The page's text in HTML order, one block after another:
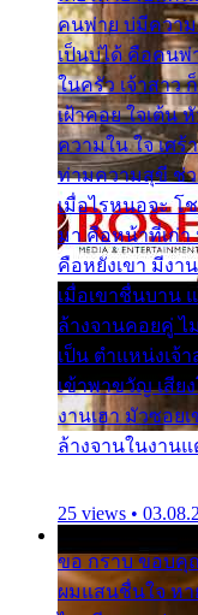
คนพ่าย บ่มีความ
เป็นบ่ได้ คือคนพ่
ในครัว เจ้าสาว
เฝ้าคอย ใจเต้น
ความใน ใจ เศ
ท่ามความสุขี ช่ว
เมื่อไรหนอจะ โ
มา คือหน้าที่เก่า
คือหยังเขา มีงา
เมื่อเขาชื่นบาน
ล้างจานคอยคู่ ไ
เป็น ตำแหน่งเจ้
เข้าพาขวัญ เสีย
งานเฮา มัวซอย
ล้างจานในงานแ
25 views •
ขอ กราบ ขอบคุ
ผมแสนชื่นใจ หา